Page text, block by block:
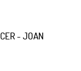
- JOAN